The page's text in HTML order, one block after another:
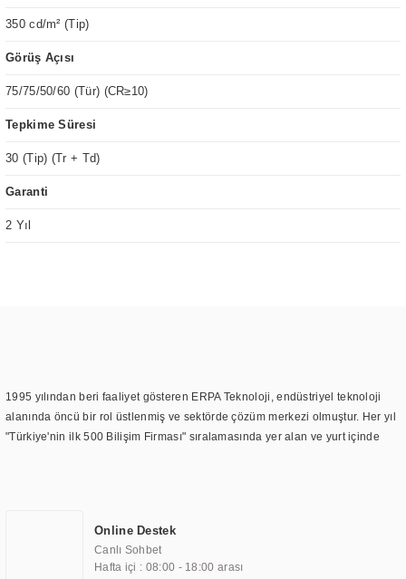
350 cd/m² (Tip)
Görüş Açısı
75/75/50/60 (Tür) (CR≥10)
Tepkime Süresi
30 (Tip) (Tr + Td)
Garanti
2 Yıl
1995 yılından beri faaliyet gösteren ERPA Teknoloji, endüstriyel teknoloji
alanında öncü bir rol üstlenmiş ve sektörde çözüm merkezi olmuştur. Her yıl
"Türkiye'nin ilk 500 Bilişim Firması" sıralamasında yer alan ve yurt içinde
TOCHI markası altında kendi ürettiği ürünlerde kullanmıştır. Günümüzde
TOCHI; videowall, digital signage, kiosk, totem, akıllı durak ekranı, araç içi
ekran, asansör ekranı, digital menüboard, marin ekran, medikal ekran,
Online Destek
Canlı Sohbet
Hafta içi : 08:00 - 18:00 arası